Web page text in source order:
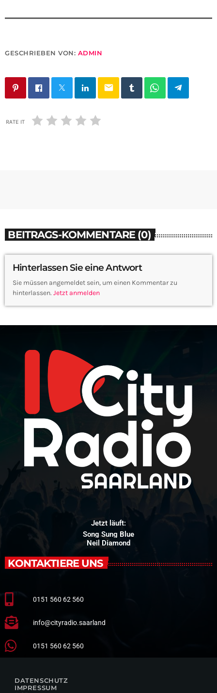
GESCHRIEBEN VON: ADMIN
email
RATE IT
BEITRAGS-KOMMENTARE (0)
Hinterlassen Sie eine Antwort
Sie müssen angemeldet sein, um einen Kommentar zu
hinterlassen. Jetzt anmelden
Jetzt läuft:
Song Sung Blue
Neil Diamond
KONTAKTIERE UNS
0151 560 62 560
info@cityradio.saarland
0151 560 62 560
DATENSCHUTZ
IMPRESSUM